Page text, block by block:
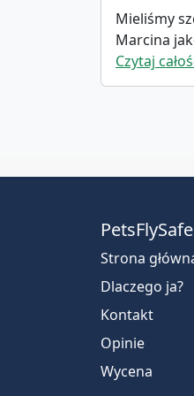
Mieliśmy
Marcina
Był bardzo
robił,
Czytaj
PetsFlySafe
Strona
Dlaczego ja?
Kontakt
Opinie
Wycena